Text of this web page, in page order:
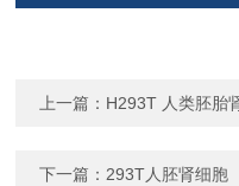
上一篇： H293T 人类胚胎
下一篇： 293T人胚肾细胞